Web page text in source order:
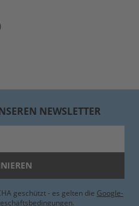
NEWSLETTER
geschützt - es gelten die Google-
.